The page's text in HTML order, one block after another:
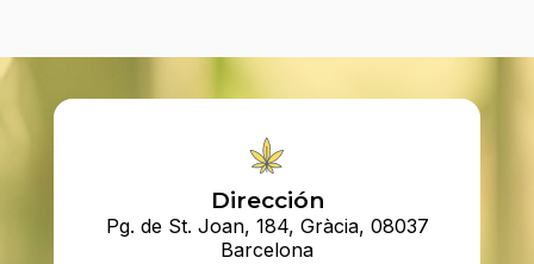
Dirección
Pg. de St. Joan, 184, Gràcia, 08037
Barcelona